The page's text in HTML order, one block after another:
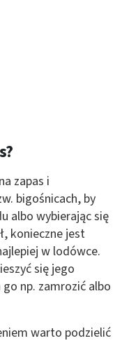
zapas i
bigośnicach, by
albo wybierając się
konieczne jest
w lodówce.
się jego
np. zamrozić albo
warto podzielić